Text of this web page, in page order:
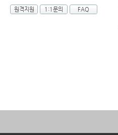
원격지원 1:1문의 FAQ